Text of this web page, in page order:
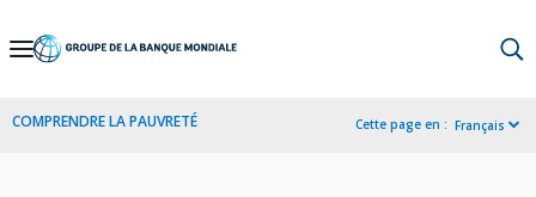
Skip
Navigation
COMPRENDRE LA PAUVRETÉ Cette page en : Français